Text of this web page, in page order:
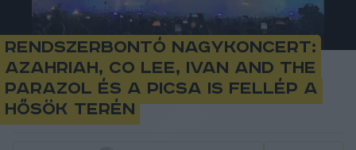
Rendszerbontó Nagykoncert:
Azahriah, Co Lee, Ivan and the
Parazol és a PiCsa is fellép a
Hősök terén